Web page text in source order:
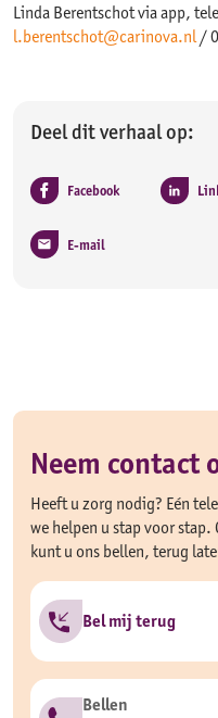
Linda Berentschot via app,
l.berentschot@carinova.nl /
Deel dit verhaal op:
Facebook
E-mail
Neem contact
Heeft u zorg nodig? Eén
we helpen u stap voor stap.
kunt u ons bellen, terug
Bel mij terug
Bellen